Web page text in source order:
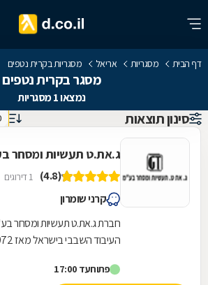
דף הבית מסגריות אריאל מסגריות בקרית נטפים
מסגר בקרית נטפים
נמצאו 1 מסגריות
סינון תוצאות
ג.את.ט תעשיות ומסחר
(4.8) 1 דירוגים
קרני שומרון
חברת ג.את.ט תעשיות ומסחר
ניצול...
פתוחעד 17:00